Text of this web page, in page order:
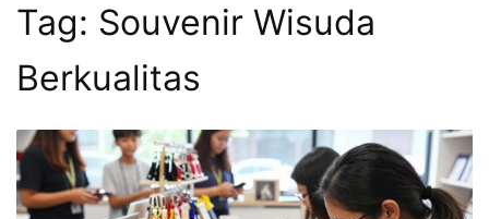
Tag: Souvenir Wisuda
Berkualitas